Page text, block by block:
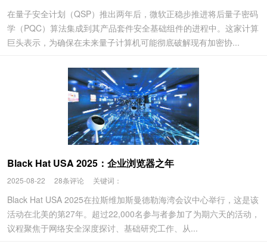
在量子安全计划（QSP）推出两年后，微软正稳步推进将后量子密码
学（PQC）算法集成到其产品套件安全基础组件的进程中。这家计算
巨头表示，为确保在未来量子计算机可能彻底破解现有加密协...
Black Hat USA 2025：企业浏览器之年
2025-08-22 28条评论 关键词：
Black Hat USA 2025在拉斯维加斯曼德勒海湾会议中心举行，这是该
活动在北美的第27年。超过22,000名参与者参加了为期六天的活动，
议程聚焦于网络安全深度探讨、基础研究工作、从...